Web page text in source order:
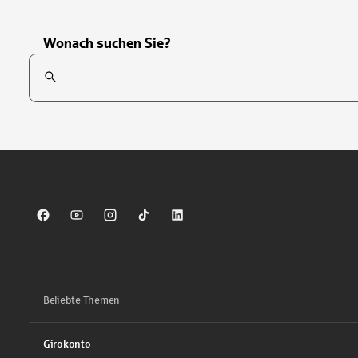
Wonach suchen Sie?
Suchfeld
Sparkasse auf Facebook
Sparkasse auf Youtube
Sparkasse auf Instagram
Sparkasse auf TikTok
Sparkasse auf LinkedIn
Beliebte Themen
Girokonto